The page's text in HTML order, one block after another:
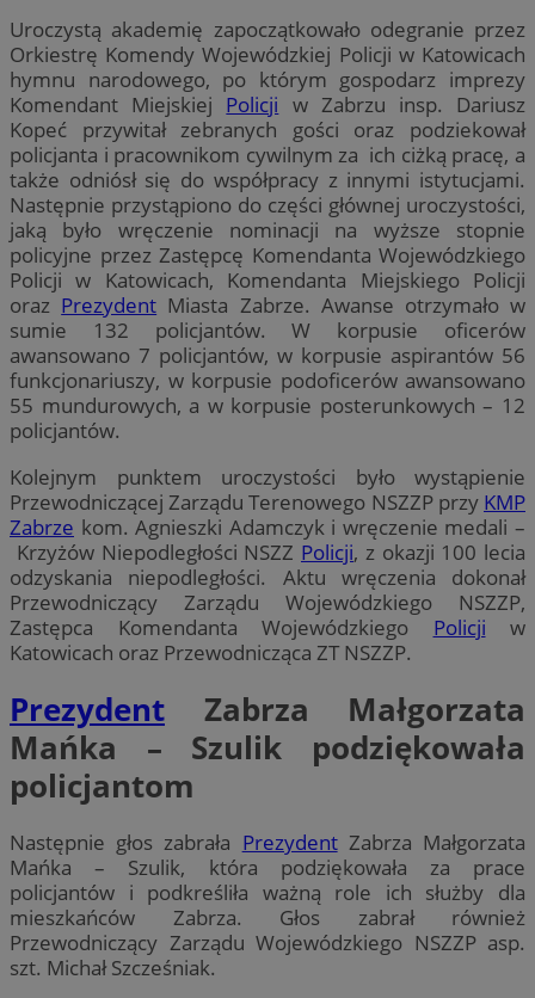
Uroczystą akademię zapoczątkowało odegranie przez
Orkiestrę Komendy Wojewódzkiej Policji w Katowicach
hymnu narodowego, po którym gospodarz imprezy
Komendant Miejskiej Policji w Zabrzu insp. Dariusz
Kopeć przywitał zebranych gości oraz podziekował
policjanta i pracownikom cywilnym za ich ciżką pracę, a
także odniósł się do współpracy z innymi istytucjami.
Następnie przystąpiono do części głównej uroczystości,
jaką było wręczenie nominacji na wyższe stopnie
policyjne przez Zastępcę Komendanta Wojewódzkiego
Policji w Katowicach, Komendanta Miejskiego Policji
oraz Prezydent Miasta Zabrze. Awanse otrzymało w
sumie 132 policjantów. W korpusie oficerów
awansowano 7 policjantów, w korpusie aspirantów 56
funkcjonariuszy, w korpusie podoficerów awansowano
55 mundurowych, a w korpusie posterunkowych – 12
policjantów.
Kolejnym punktem uroczystości było wystąpienie
Przewodniczącej Zarządu Terenowego NSZZP przy KMP
Zabrze kom. Agnieszki Adamczyk i wręczenie medali –
Krzyżów Niepodległości NSZZ Policji, z okazji 100 lecia
odzyskania niepodległości. Aktu wręczenia dokonał
Przewodniczący Zarządu Wojewódzkiego NSZZP,
Zastępca Komendanta Wojewódzkiego Policji w
Katowicach oraz Przewodnicząca ZT NSZZP.
Prezydent Zabrza Małgorzata
Mańka – Szulik podziękowała
policjantom
Następnie głos zabrała PrezydentZabrza Małgorzata
Mańka – Szulik, która podziękowała za prace
policjantów i podkreśliła ważną role ich służby dla
mieszkańców Zabrza. Głos zabrał również
Przewodniczący Zarządu Wojewódzkiego NSZZP asp.
szt. Michał Szcześniak.